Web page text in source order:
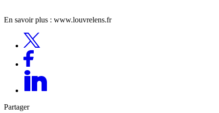
En savoir plus : www.louvrelens.fr
Partager